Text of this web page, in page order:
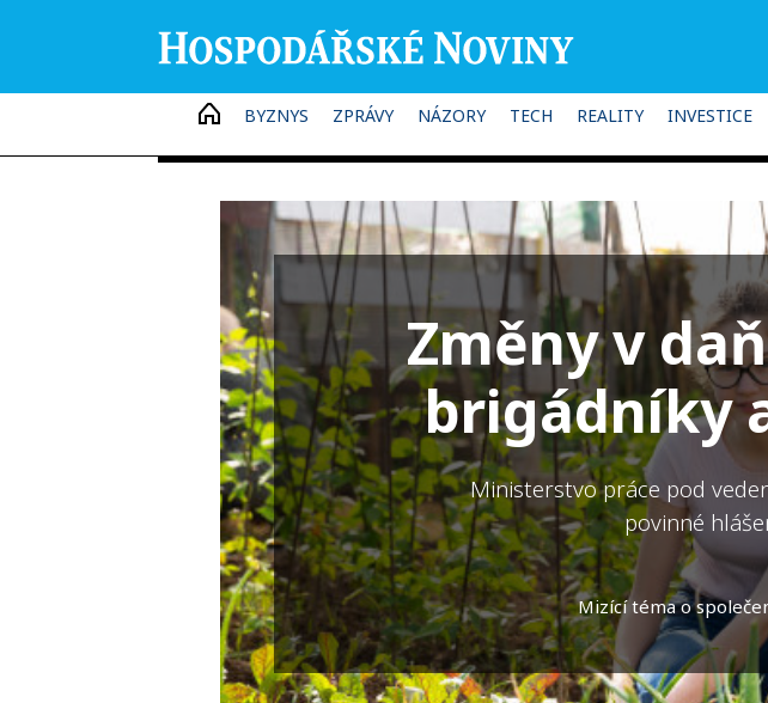
HOME
BYZNYS ZPRÁVY NÁZORY TECH REALITY INVESTICE
Změny v
brigádníky
Ministerstvo práce pod
povinné
Mizící téma o